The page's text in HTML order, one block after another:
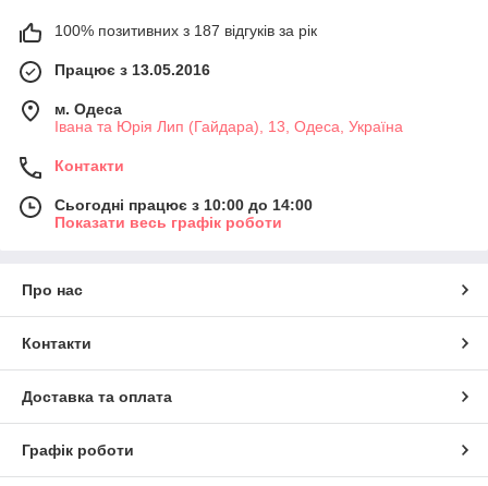
100% позитивних з 187 відгуків за рік
Працює з 13.05.2016
м. Одеса
Івана та Юрія Лип (Гайдара), 13, Одеса, Україна
Контакти
Сьогодні працює з 10:00 до 14:00
Показати весь графік роботи
Про нас
Контакти
Доставка та оплата
Графік роботи